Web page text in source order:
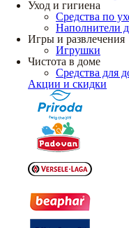
Уход и гигиена
Средства по
Наполнители
Игры и развлечения
Игрушки
Чистота в доме
Средства для
Акции и скидки